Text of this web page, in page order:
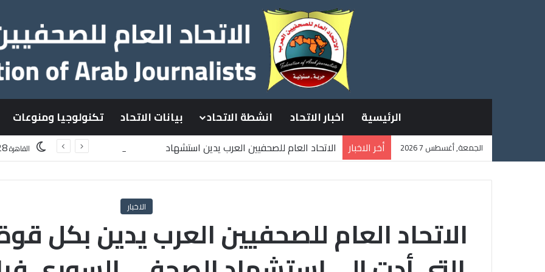
الرئيسية اخبار الاتحاد انشطة الاتحاد بيانات الاتحاد تكنولوجيا ومنوعات
الجمعة, أغسطس 7 2026 أخر الاخبار
الاتحاد العام للصحفيين العرب يدين استشهاد
القاهرة
الاخبار
الاتحاد العام للصحفيين العرب يدين بكل